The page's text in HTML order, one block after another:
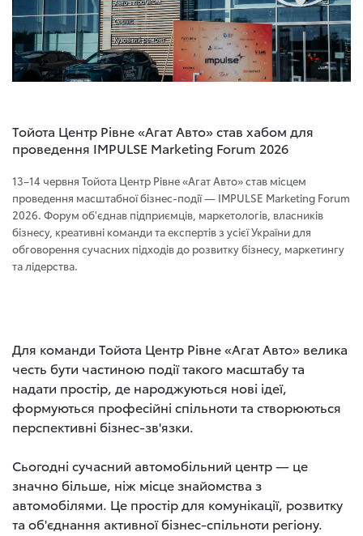
Тойота Центр Рівне «Агат Авто» став хабом для
проведення IMPULSE Marketing Forum 2026
13–14 червня Тойота Центр Рівне «Агат Авто» став місцем
проведення масштабної бізнес-події — IMPULSE Marketing Forum
2026. Форум об'єднав підприємців, маркетологів, власників
бізнесу, креативні команди та експертів з усієї України для
обговорення сучасних підходів до розвитку бізнесу, маркетингу
та лідерства.
Для команди Тойота Центр Рівне «Агат Авто» велика
честь бути частиною події такого масштабу та
надати простір, де народжуються нові ідеї,
формуються професійні спільноти та створюються
перспективні бізнес-зв'язки.
Сьогодні сучасний автомобільний центр — це
значно більше, ніж місце знайомства з
автомобілями. Це простір для комунікації, розвитку
та об'єднання активної бізнес-спільноти регіону.